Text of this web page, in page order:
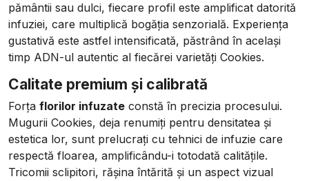
pământii sau dulci, fiecare profil este amplificat datorită
infuziei, care multiplică bogăția senzorială. Experiența
gustativă este astfel intensificată, păstrând în același
timp ADN-ul autentic al fiecărei varietăți Cookies.
Calitate premium și calibrată
Forța florilor infuzate constă în precizia procesului.
Mugurii Cookies, deja renumiți pentru densitatea și
estetica lor, sunt prelucrați cu tehnici de infuzie care
respectă floarea, amplificându-i totodată calitățile.
Tricomii sclipitori, rășina întărită și un aspect vizual